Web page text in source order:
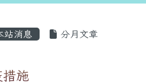
容區域
站消息 分月文章
措施